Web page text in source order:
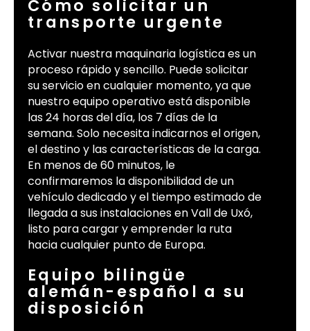
Cómo solicitar un
transporte urgente
Activar nuestra maquinaria logística es un
proceso rápido y sencillo. Puede solicitar
su servicio en cualquier momento, ya que
nuestro equipo operativo está disponible
las 24 horas del día, los 7 días de la
semana. Solo necesita indicarnos el origen,
el destino y las características de la carga.
En menos de 60 minutos, le
confirmaremos la disponibilidad de un
vehículo dedicado y el tiempo estimado de
llegada a sus instalaciones en Vall de Uxó,
listo para cargar y emprender la ruta
hacia cualquier punto de Europa.
Equipo bilingüe
alemán-español a su
disposición